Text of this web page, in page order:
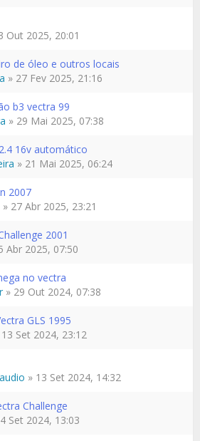
Out 2025, 20:01
de óleo e outros locais
» 27 Fev 2025, 21:16
b3 vectra 99
» 29 Mai 2025, 07:38
16v automático
» 21 Mai 2025, 06:24
2007
» 27 Abr 2025, 23:21
2001
Abr 2025, 07:50
no vectra
» 29 Out 2024, 07:38
GLS 1995
13 Set 2024, 23:12
» 13 Set 2024, 14:32
Challenge
Set 2024, 13:03